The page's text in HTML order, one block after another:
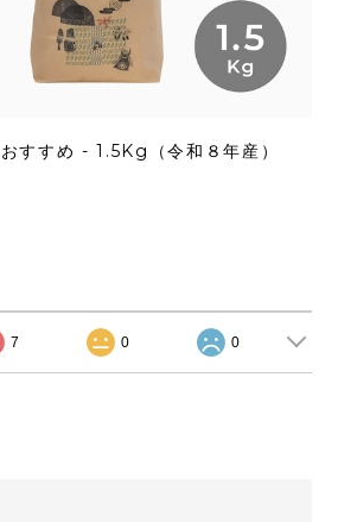
すすめ - 1.5Kg（令和８年産）
7 0 0